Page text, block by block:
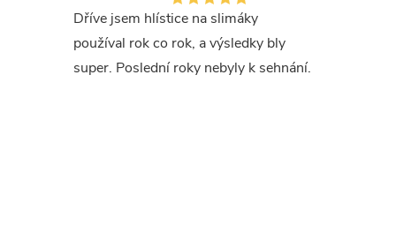
Dříve jsem hlístice na slimáky
používal rok co rok, a výsledky bly
super. Poslední roky nebyly k sehnání.